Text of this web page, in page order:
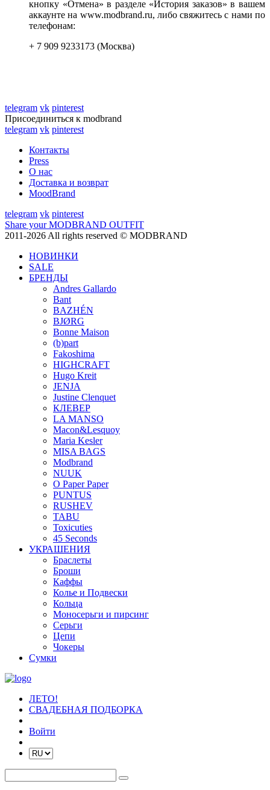
кнопку «Отмена» в разделе «История заказов» в вашем
аккаунте на www.modbrand.ru, либо свяжитесь с нами по
телефонам:
+ 7 909 9233173 (Москва)
telegram vk pinterest
Присоединиться к modbrand
telegram vk pinterest
Контакты
Press
О нас
Доставка и возврат
MoodBrand
telegram vk pinterest
Share your MODBRAND OUTFIT
2011-2026 All rights reserved © MODBRAND
НОВИНКИ
SALE
БРЕНДЫ
Andres Gallardo
Bant
BAZHÉN
BJØRG
Bonne Maison
(b)part
Fakoshima
HIGHCRAFT
Hugo Kreit
JENJA
Justine Clenquet
КЛЕВЕР
LA MANSO
Macon&Lesquoy
Maria Kesler
MISA BAGS
Modbrand
NUUK
O Paper Paper
PUNTUS
RUSHEV
TABU
Toxicuties
45 Seconds
УКРАШЕНИЯ
Браслеты
Броши
Каффы
Колье и Подвески
Кольца
Моносерьги и пирсинг
Серьги
Цепи
Чокеры
Сумки
ЛЕТО!
СВАДЕБНАЯ ПОДБОРКА
Войти